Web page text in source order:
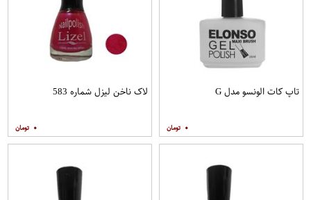
تاپ کات الونسو مدل G
۰
لاک ناخن لیزل شماره 583
۰